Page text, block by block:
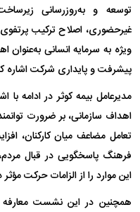
توسعه و به‌روزرسانی
غیرحضوری، اصلاح ترکیب
ویژه به سرمایه انسانی
پیشرفت و پایداری شرکت اشاره
مدیرعامل بیمه کوثر در ادامه
اهداف سازمانی، بر ضرورت
تعامل مضاعف میان کارکنان،
فرهنگ پاسخگویی در قبال
این موارد را از الزامات حرکت
همچنین در این نشست معارفه